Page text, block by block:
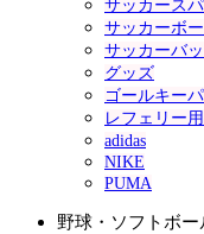
サッカース
サッカーボ
サッカーバ
グッズ
ゴールキー
レフェリー
adidas
NIKE
PUMA
野球・ソフトボー